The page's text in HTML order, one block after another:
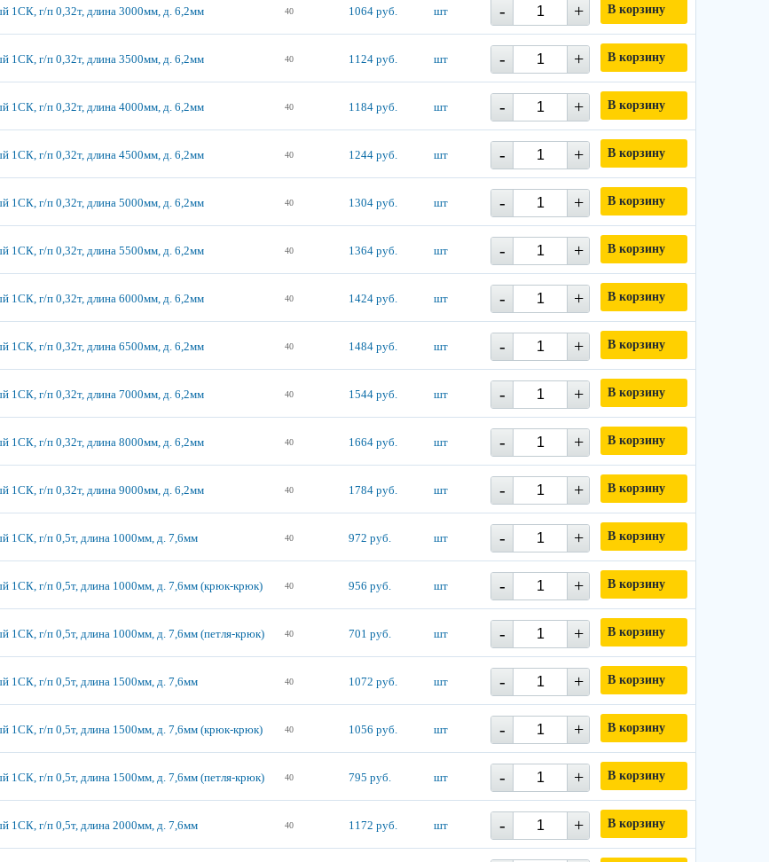
1СК, г/п 0,32т, длина 3000мм, д. 6,2мм 40 1064 руб. шт - + В корзину
1СК, г/п 0,32т, длина 3500мм, д. 6,2мм 40 1124 руб. шт - + В корзину
1СК, г/п 0,32т, длина 4000мм, д. 6,2мм 40 1184 руб. шт - + В корзину
1СК, г/п 0,32т, длина 4500мм, д. 6,2мм 40 1244 руб. шт - + В корзину
1СК, г/п 0,32т, длина 5000мм, д. 6,2мм 40 1304 руб. шт - + В корзину
1СК, г/п 0,32т, длина 5500мм, д. 6,2мм 40 1364 руб. шт - + В корзину
1СК, г/п 0,32т, длина 6000мм, д. 6,2мм 40 1424 руб. шт - + В корзину
1СК, г/п 0,32т, длина 6500мм, д. 6,2мм 40 1484 руб. шт - + В корзину
1СК, г/п 0,32т, длина 7000мм, д. 6,2мм 40 1544 руб. шт - + В корзину
1СК, г/п 0,32т, длина 8000мм, д. 6,2мм 40 1664 руб. шт - + В корзину
1СК, г/п 0,32т, длина 9000мм, д. 6,2мм 40 1784 руб. шт - + В корзину
1СК, г/п 0,5т, длина 1000мм, д. 7,6мм 40 972 руб. шт - + В корзину
1СК, г/п 0,5т, длина 1000мм, д. 7,6мм (крюк-крюк) 40 956 руб. шт - + В корзину
1СК, г/п 0,5т, длина 1000мм, д. 7,6мм (петля-крюк) 40 701 руб. шт - + В корзину
1СК, г/п 0,5т, длина 1500мм, д. 7,6мм 40 1072 руб. шт - + В корзину
1СК, г/п 0,5т, длина 1500мм, д. 7,6мм (крюк-крюк) 40 1056 руб. шт - + В корзину
1СК, г/п 0,5т, длина 1500мм, д. 7,6мм (петля-крюк) 40 795 руб. шт - + В корзину
1СК, г/п 0,5т, длина 2000мм, д. 7,6мм 40 1172 руб. шт - + В корзину